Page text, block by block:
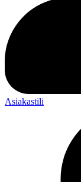
Asiakastili